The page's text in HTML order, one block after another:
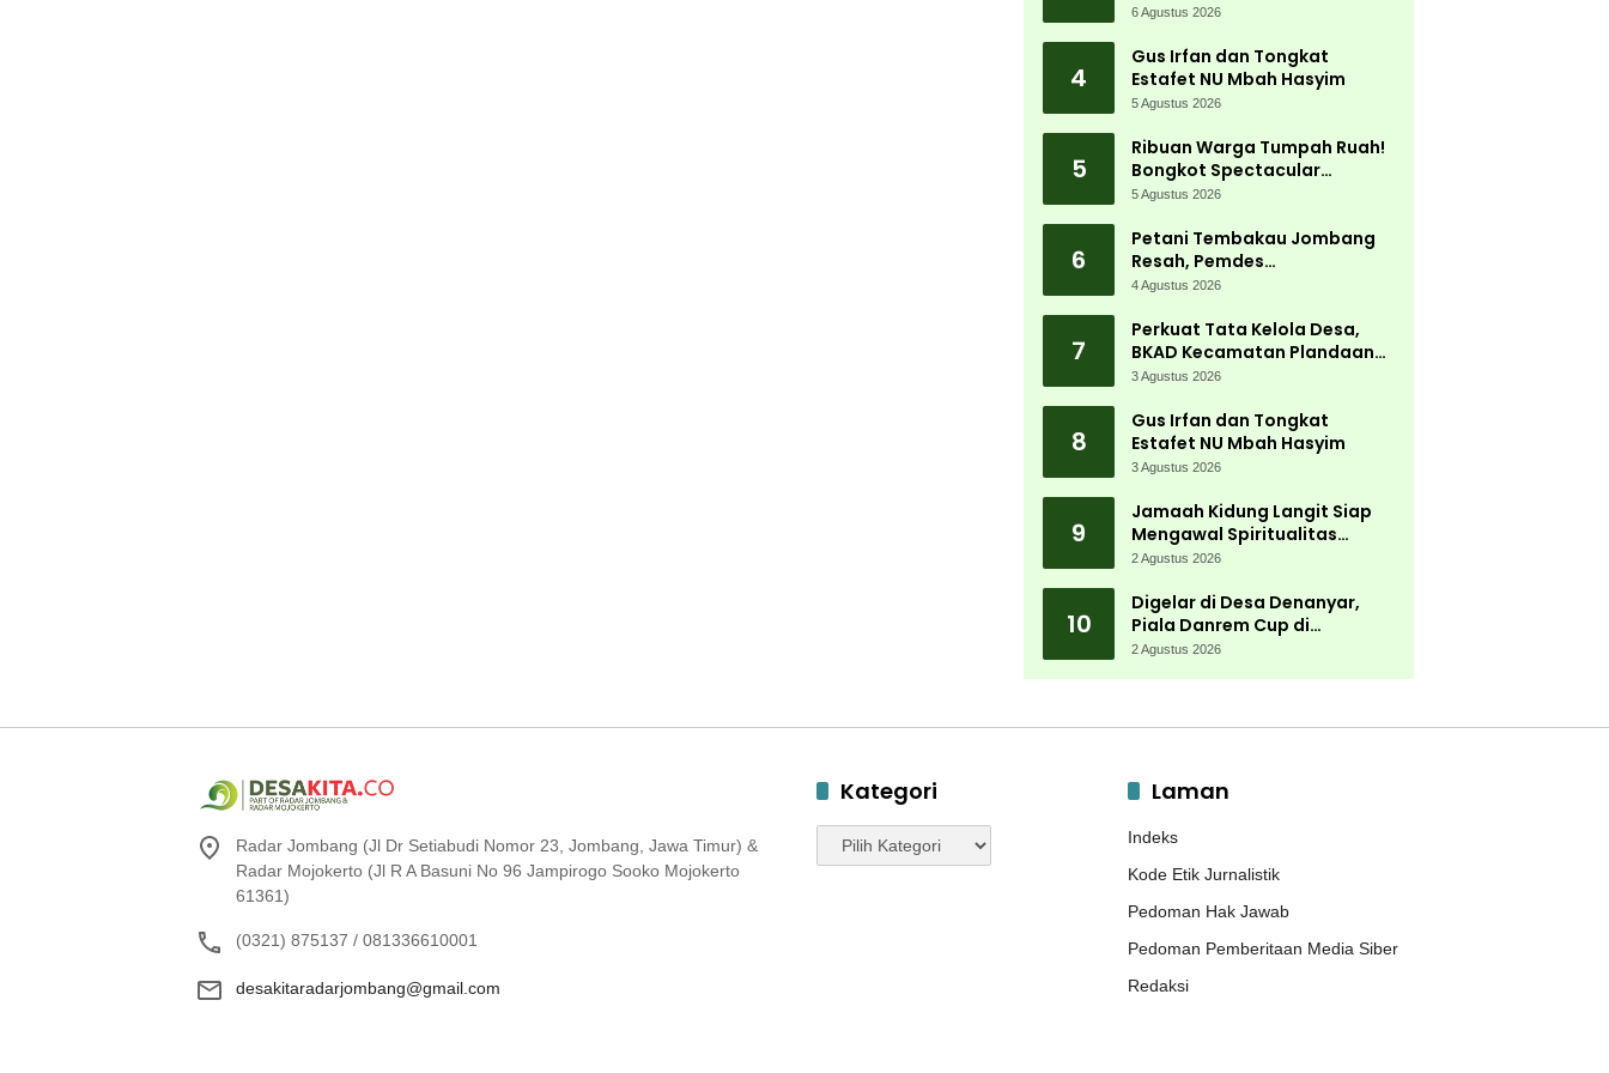
Jadi Magnet Ribuan
6 Agustus 2026
4
Gus Irfan dan Tongkat
Estafet NU Mbah Hasyim
5 Agustus 2026
5
Ribuan Warga Tumpah Ruah!
Bongkot Spectacular
Carnival 2026 Jadi Pesta
Peterongan
5 Agustus 2026
6
Petani Tembakau Jombang
Resah, Pemdes
Tanjungwadung dan Disperta
4 Agustus 2026
7
Perkuat Tata Kelola Desa,
BKAD Kecamatan Plandaan
Gelar Pelatihan Aparatur
3 Agustus 2026
8
Gus Irfan dan Tongkat
Estafet NU Mbah Hasyim
3 Agustus 2026
9
Jamaah Kidung Langit Siap
Mengawal Spiritualitas
Muktamar NU
2 Agustus 2026
10
Digelar di Desa Denanyar,
Piala Danrem Cup di
Jombang Fokus Cetak Bibit
2 Agustus 2026
Radar Jombang (Jl Dr Setiabudi Nomor 23, Jombang, Jawa Timur) &
Radar Mojokerto (Jl R A Basuni No 96 Jampirogo Sooko Mojokerto
61361)
(0321) 875137 / 081336610001
desakitaradarjombang@gmail.com
Kategori
Kategori
Laman
Indeks
Kode Etik Jurnalistik
Pedoman Hak Jawab
Pedoman Pemberitaan Media Siber
Redaksi